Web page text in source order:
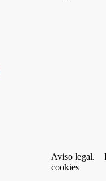
Aviso legal.
cookies